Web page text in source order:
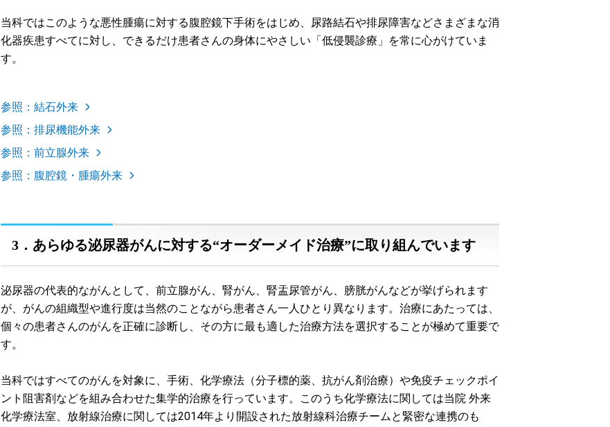
当科ではこのような悪性腫瘍に対する腹腔鏡下手術をはじめ、尿路結石や排尿障害などさまざまな消
化器疾患すべてに対し、できるだけ患者さんの身体にやさしい「低侵襲診療」を常に心がけていま
す。
参照：結石外来
参照：排尿機能外来
参照：前立腺外来
参照：腹腔鏡・腫瘍外来
3．あらゆる泌尿器がんに対する“オーダーメイド治療”に取り組んでいます
泌尿器の代表的ながんとして、前立腺がん、腎がん、腎盂尿管がん、膀胱がんなどが挙げられます
が、がんの組織型や進行度は当然のことながら患者さん一人ひとり異なります。治療にあたっては、
個々の患者さんのがんを正確に診断し、その方に最も適した治療方法を選択することが極めて重要で
す。
当科ではすべてのがんを対象に、手術、化学療法（分子標的薬、抗がん剤治療）や免疫チェックポイ
ント阻害剤などを組み合わせた集学的治療を行っています。このうち化学療法に関しては当院 外来
化学療法室、放射線治療に関しては2014年より開設された放射線科治療チームと緊密な連携のも